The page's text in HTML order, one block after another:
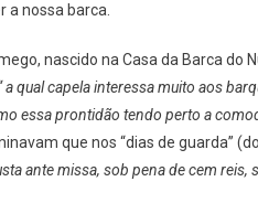
nossa barca.
nascido na Casa da Barca do
a qual capela interessa muito aos
essa prontidão tendo perto a
que nos “dias de guarda”
ante missa, sob pena de cem reis,